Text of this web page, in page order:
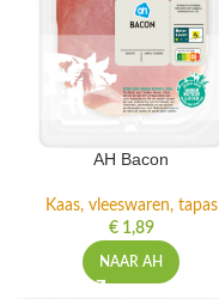
AH Bacon
Kaas, vleeswaren, tapas
€1,89
NAAR AH